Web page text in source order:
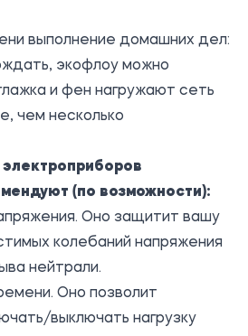
выполнение домашних дел:
экофлоу можно
и фен нагружают сеть
чем несколько
(по возможности):
Оно защитит вашу
колебаний напряжения
нейтрали.
Оно позволит
выключать нагрузку